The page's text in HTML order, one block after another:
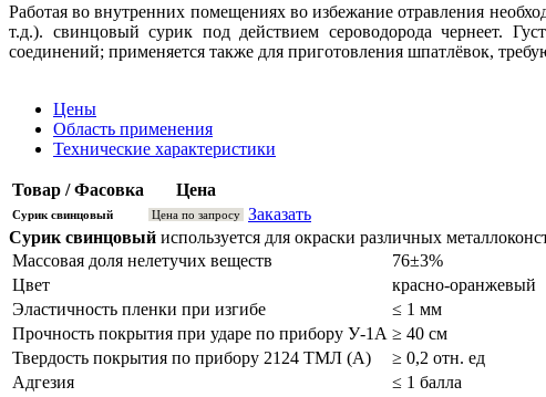
Работая во внутренних помещениях во избежание отравления
т.д.). свинцовый сурик под действием сероводорода чернеет.
соединений; применяется также для приготовления шпатлёвок,
Цены
Область применения
Технические характеристики
Товар / Фасовка Цена
Сурик свинцовый Цена по запросу Заказать
Сурик свинцовый используется для окраски различных
Массовая доля нелетучих веществ
76±3%
Цвет
красно-оранжевый
Эластичность пленки при изгибе
≤ 1 мм
Прочность покрытия при ударе по прибору У-1А ≥ 40 см
Твердость покрытия по прибору 2124 ТМЛ (А)
≥ 0,2 отн. ед
Адгезия
≤ 1 балла